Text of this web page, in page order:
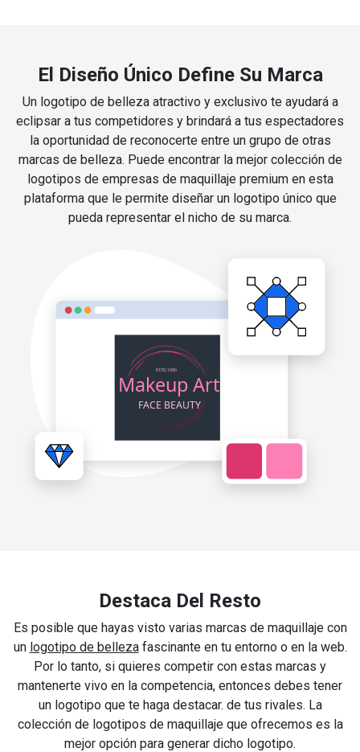
El Diseño Único Define Su Marca
Un logotipo de belleza atractivo y exclusivo te ayudará a
eclipsar a tus competidores y brindará a tus espectadores
la oportunidad de reconocerte entre un grupo de otras
marcas de belleza. Puede encontrar la mejor colección de
logotipos de empresas de maquillaje premium en esta
plataforma que le permite diseñar un logotipo único que
pueda representar el nicho de su marca.
Destaca Del Resto
Es posible que hayas visto varias marcas de maquillaje con
un logotipo de bellezafascinante en tu entorno o en la web.
Por lo tanto, si quieres competir con estas marcas y
mantenerte vivo en la competencia, entonces debes tener
un logotipo que te haga destacar. de tus rivales. La
colección de logotipos de maquillaje que ofrecemos es la
mejor opción para generar dicho logotipo.